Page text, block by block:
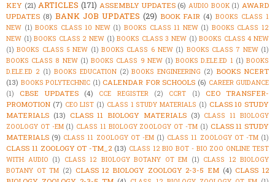
KEY (21) ARTICLES (171) ASSEMBLY UPDATES (6) AUDIO BOOK (1) AWARD
UPDATES (8) BANK JOB UPDATES (29) BOOK FAIR (4) BOOKS CLASS 1
NEW (1) BOOKS CLASS 10 NEW (1) BOOKS CLASS 11 NEW (1) BOOKS CLASS 12
NEW (1) BOOKS CLASS 2 NEW (1) BOOKS CLASS 3 NEW (1) BOOKS CLASS 4 NEW
(1) BOOKS CLASS 5 NEW (1) BOOKS CLASS 6 NEW (1) BOOKS CLASS 7 NEW (1)
BOOKS CLASS 8 NEW (1) BOOKS CLASS 9 NEW (1) BOOKS D.ELE.ED 1 (1) BOOKS
D.ELE.ED 2 (1) BOOKS EDUCATION (2) BOOKS ENGINEERING (2) BOOKS NCERT
(13) BOOKS POLYTECHNIC (1) CALENDAR FOR SCHOOLS (6) CAREER GUIDANCE
(1)
CBSE UPDATES (4) CCE REGISTER (2) CCRT (1)
CEO TRANSFER-
PROMOTION (7) CEO LIST (1) CLASS 1 STUDY MATERIALS (1) CLASS 10 STUDY
MATERIALS (13) CLASS 11 BIOLOGY MATERIALS (3) CLASS 11 BIOLOGY
ZOOLOGY OT -EM (1) CLASS 11 BIOLOGY ZOOLOGY OT -TM (1) CLASS 11 STUDY
MATERIALS (9) CLASS 11 ZOOLOGY OT -EM (1) CLASS 11 ZOOLOGY OT -TM (1)
CLASS 11 ZOOLOGY OT -TM_2 (13) CLASS 12 BIO BOT - BIO ZOO ONLINE TEST
WITH AUDIO (1) CLASS 12 BIOLOGY BOTANY OT EM (1) CLASS 12 BIOLOGY
BOTANY OT TM (2) CLASS 12 BIOLOGY ZOOLOGY 2-3-5 EM (4) CLASS 12